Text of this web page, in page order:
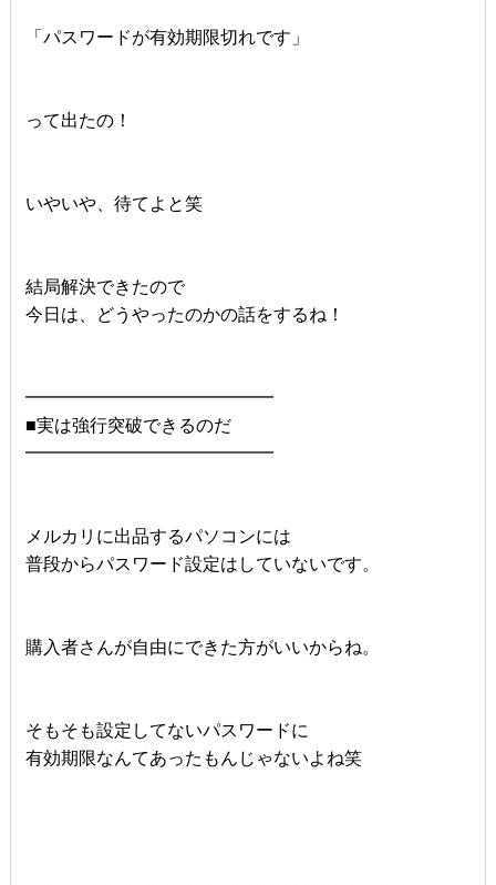
「パスワードが有効期限切れです」
って出たの！
いやいや、待てよと笑
結局解決できたので
今日は、どうやったのかの話をするね！
━━━━━━━━━━━━━━
■実は強行突破できるのだ
━━━━━━━━━━━━━━
メルカリに出品するパソコンには
普段からパスワード設定はしていないです。
購入者さんが自由にできた方がいいからね。
そもそも設定してないパスワードに
有効期限なんてあったもんじゃないよね笑